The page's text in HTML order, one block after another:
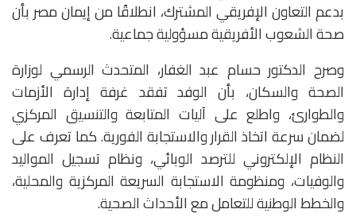
بدعم التعاون الإفريقي المشترك، انطلاقًا من إيمان مصر بأن
صحة الشعوب الأفريقية مسؤولية جماعية.
وصرح الدكتور حسام عبد الغفار، المتحدث الرسمي لوزارة
الصحة والسكان، بأن الوفد تفقد غرفة إدارة الأزمات
والطوارئ، واطلع على آليات المتابعة والتنسيق المركزي
لضمان سرعة اتخاذ القرار والاستجابة الفورية. كما تعرف على
النظام الإلكتروني للترصد الوبائي، ونظام تسجيل المواليد
والوفيات، ومنظومة الاستجابة السريعة المركزية والمحلية،
والخطط الوطنية للتعامل مع الأحداث الصحية.